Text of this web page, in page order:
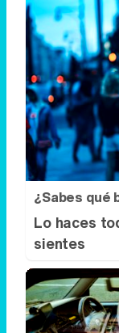
¿Sabes qué
Lo haces
sientes